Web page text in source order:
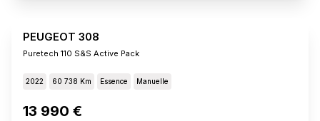
PEUGEOT 308
Puretech 110 S&s Active Pack
2022 60 738 Km Essence Manuelle
13 990 €